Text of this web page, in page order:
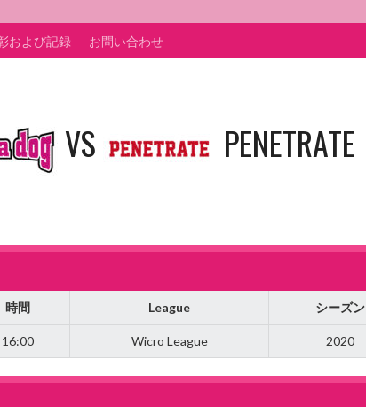
および記録 お問い合わせ
VS PENETRATE
時間 League シーズン
16:00 Wicro League 2020